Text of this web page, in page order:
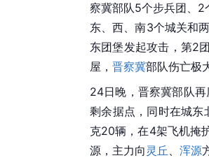
察冀部队5个步兵团、2
东、西、南3个城关和
东团堡发起攻击，第2
屋， 晋察冀部队伤亡极
24日晚，晋察冀部队
剩余据点，同时在城东
克20辆，在4架飞机掩
源，主力向 灵丘 、 浑源